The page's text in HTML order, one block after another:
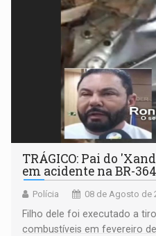
TRÁGICO: Pai do
em acidente na BR-364
Polícia 08 de Agosto de
Filho dele foi executado a
combustíveis em fevereiro